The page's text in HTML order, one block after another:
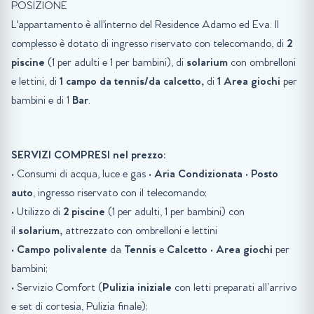
POSIZIONE
L'appartamento è all'interno del Residence Adamo ed Eva. Il
complesso è dotato di ingresso riservato con telecomando, di 2
piscine (1 per adulti e 1 per bambini), di solarium con ombrelloni
e lettini, di 1 campo da tennis/da calcetto, di 1 Area giochi per
bambini e di 1 Bar.
SERVIZI COMPRESI nel prezzo:
• Consumi di acqua, luce e gas • Aria Condizionata • Posto
auto, ingresso riservato con il telecomando;
• Utilizzo di 2 piscine (1 per adulti, 1 per bambini) con
il solarium, attrezzato con ombrelloni e lettini
• Campo polivalente da Tennis e Calcetto • Area giochi per
bambini;
• Servizio Comfort (Pulizia iniziale con letti preparati all’arrivo
e set di cortesia, Pulizia finale);